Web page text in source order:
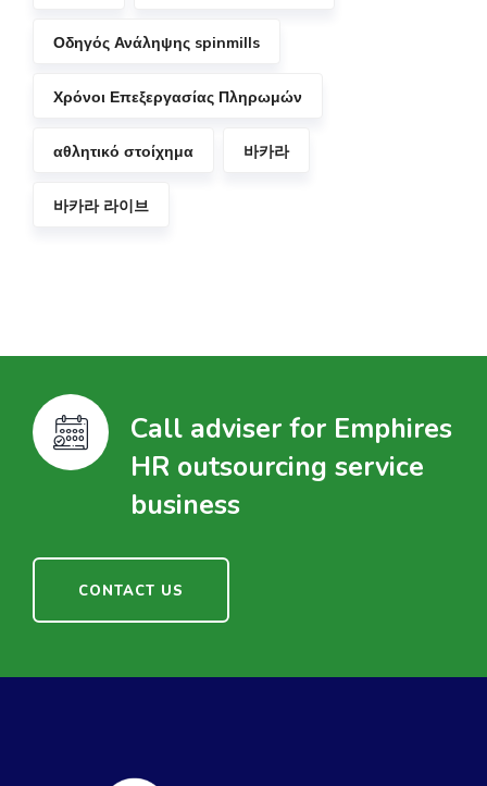
Οδηγός Ανάληψης spinmills
Χρόνοι Επεξεργασίας Πληρωμών
αθλητικό στοίχημα 바카라
바카라 라이브
Call adviser for Emphires
HR outsourcing service
business
CONTACT US